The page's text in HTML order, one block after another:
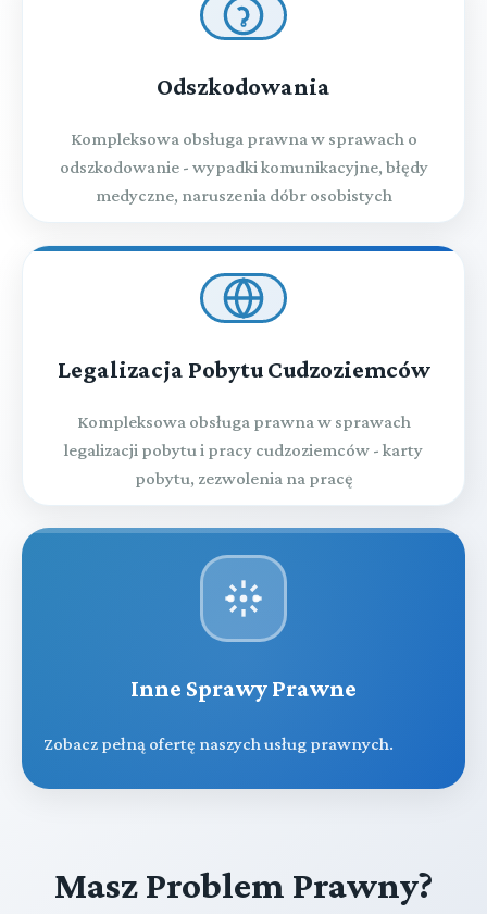
Odszkodowania
Kompleksowa obsługa prawna w sprawach o
odszkodowanie - wypadki komunikacyjne, błędy
medyczne, naruszenia dóbr osobistych
Legalizacja Pobytu Cudzoziemców
Kompleksowa obsługa prawna w sprawach
legalizacji pobytu i pracy cudzoziemców - karty
pobytu, zezwolenia na pracę
Inne Sprawy Prawne
Zobacz pełną ofertę naszych usług prawnych.
Masz Problem Prawny?